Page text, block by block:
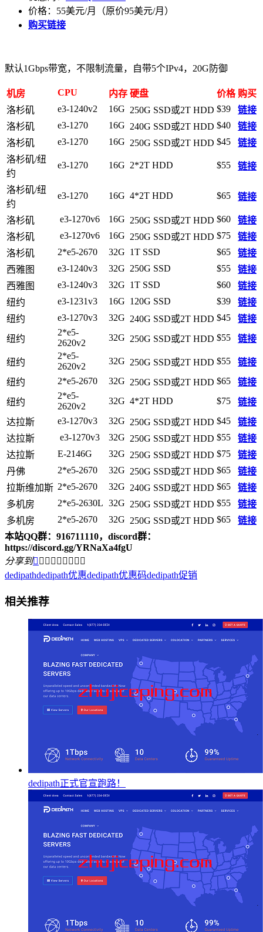
价格：55美元/月（原价95美元/月）
购买链接
默认1Gbps带宽，不限制流量，自带5个IPv4，20G防御
机房 CPU 内存 硬盘 价格 购买
洛杉矶
e3-1240v2 16G 250G SSD或2T HDD $39
链接
洛杉矶
e3-1270 16G 240G SSD或2T HDD $40
链接
洛杉矶
e3-1270 16G 250G SSD或2T HDD $45
链接
洛杉矶/纽
约
e3-1270 16G 2*2T HDD $55 链接
洛杉矶/纽
约
e3-1270 16G 4*2T HDD $65 链接
洛杉矶 e3-1270v6 16G 250G SSD或2T HDD $60
链接
洛杉矶
e3-1270v6 16G 250G SSD或2T HDD $75
链接
洛杉矶
2*e5-2670 32G 1T SSD $65
链接
西雅图
e3-1240v3 32G 250G SSD $55
链接
西雅图
e3-1240v3 32G 1T SSD $60
链接
纽约
e3-1231v3 16G 120G SSD $39
链接
纽约
e3-1270v3 32G 240G SSD或2T HDD $45
链接
纽约
2*e5-
2620v2
32G 250G SSD或2T HDD $55 链接
纽约
2*e5-
2620v2
32G 250G SSD或2T HDD $55
链接
纽约
2*e5-2670 32G 250G SSD或2T HDD $65
链接
纽约
2*e5-
2620v2
32G 4*2T HDD $75
链接
达拉斯
e3-1270v3 32G 250G SSD或2T HDD $45
链接
达拉斯
e3-1270v3 32G 250G SSD或2T HDD $55
链接
达拉斯
E-2146G 32G 250G SSD或2T HDD $75
链接
丹佛
2*e5-2670 32G 250G SSD或2T HDD $65
链接
拉斯维加斯 2*e5-2670 32G 240G SSD或2T HDD $65
链接
多机房
2*e5-2630L 32G 250G SSD或2T HDD $55
链接
多机房
2*e5-2670 32G 250G SSD或2T HDD $65
链接
本站QQ群：916711110，discord群：
https://discord.gg/YRNaXa4fgU
分享到        
dedipathdedipath优惠dedipath优惠码dedipath促销
相关推荐
dedipath正式官宣跑路！